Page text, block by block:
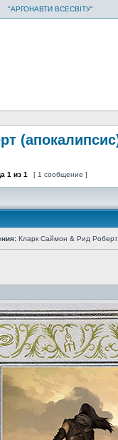
"АРГОНАВТИ ВСЕСВІТУ"
1 из 1 [ 1 сообщение ]
Кларк Саймон & Рид Роберт